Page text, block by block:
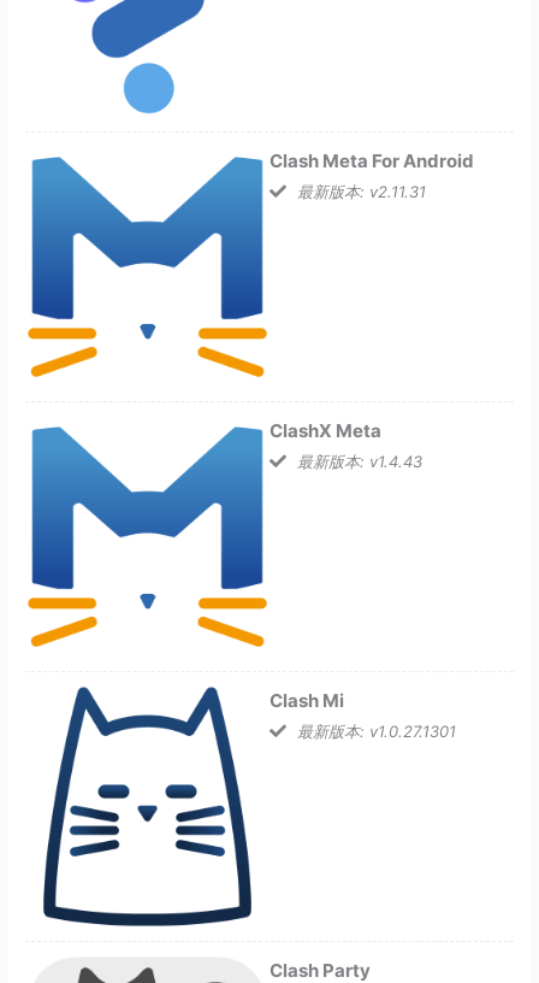
Clash Meta For Android
最新版本: v2.11.31
ClashX Meta
最新版本: v1.4.43
Clash Mi
最新版本: v1.0.27.1301
Clash Party